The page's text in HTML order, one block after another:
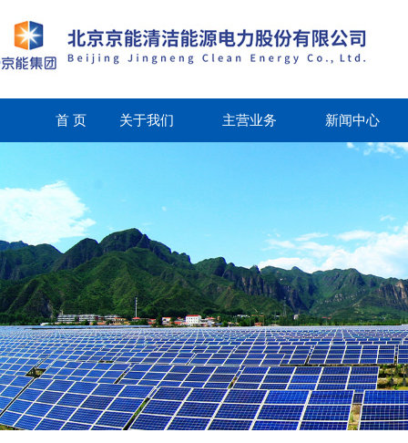
首 页 关于我们 主营业务 新闻中心